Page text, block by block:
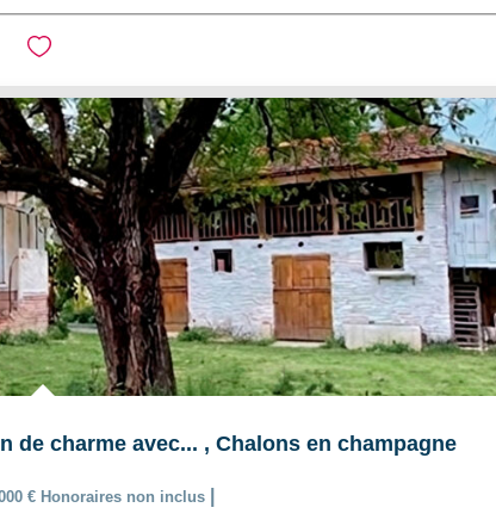
de charme avec... , Chalons en champagne
€ Honoraires non inclus